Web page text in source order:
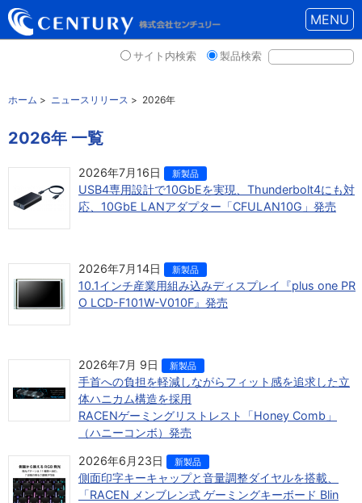
MENU
サイト内検索 製品検索
ホーム > ニュースリリース > 2026年
2026年 一覧
2026年7月16日 新製品
USB4専用設計で10GbEを実現、Thunderbolt4にも対
応、10GbE LANアダプター「CFULAN10G」発売
2026年7月14日 新製品
10.1インチ産業用組み込みディスプレイ『plus one PR
O LCD-F101W-V010F』発売
2026年7月 9日 新製品
手首への負担を軽減しながらフィット感を追求した立
体ハニカム構造を採用
RACENゲーミングリストレスト「Honey Comb」
（ハニーコンボ）発売
2026年6月23日 新製品
側面印字キーキャップと音量調整ダイヤルを搭載、
「RACEN メンブレン式 ゲーミングキーボード Blin